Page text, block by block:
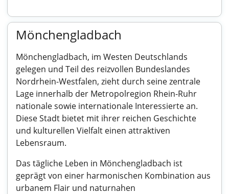
Mönchengladbach
Mönchengladbach, im Westen Deutschlands
gelegen und Teil des reizvollen Bundeslandes
Nordrhein-Westfalen, zieht durch seine zentrale
Lage innerhalb der Metropolregion Rhein-Ruhr
nationale sowie internationale Interessierte an.
Diese Stadt bietet mit ihrer reichen Geschichte
und kulturellen Vielfalt einen attraktiven
Lebensraum.
Das tägliche Leben in Mönchengladbach ist
geprägt von einer harmonischen Kombination aus
urbanem Flair und naturnahen